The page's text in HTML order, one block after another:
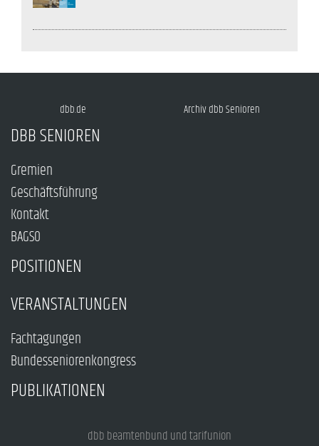
dbb.de Archiv dbb Senioren
DBB SENIOREN
Gremien
Geschäftsführung
Kontakt
BAGSO
POSITIONEN
VERANSTALTUNGEN
Fachtagungen
Bundesseniorenkongress
PUBLIKATIONEN
dbb beamtenbund und tarifunion